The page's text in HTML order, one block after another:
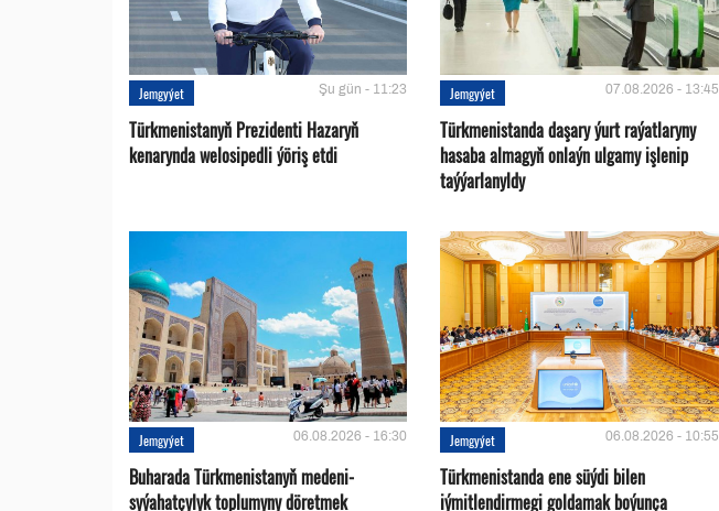
Jemgyýet Şu gün - 11:23
Türkmenistanyň Prezidenti Hazaryň
kenarynda welosipedli ýöriş etdi
Jemgyýet 07.08.2026 - 13:45
Türkmenistanda daşary ýurt raýatlaryny
hasaba almagyň onlaýn ulgamy işlenip
taýýarlanyldy
Jemgyýet 06.08.2026 - 16:30
Buharada Türkmenistanyň medeni-
syýahatçylyk toplumyny döretmek
Jemgyýet 06.08.2026 - 10:55
Türkmenistanda ene süýdi bilen
iýmitlendirmegi goldamak boýunça